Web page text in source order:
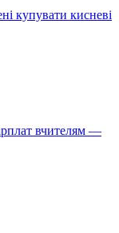
купувати кисневі
вчителям —